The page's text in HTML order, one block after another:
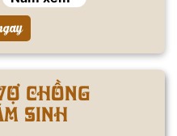
chồng
sinh